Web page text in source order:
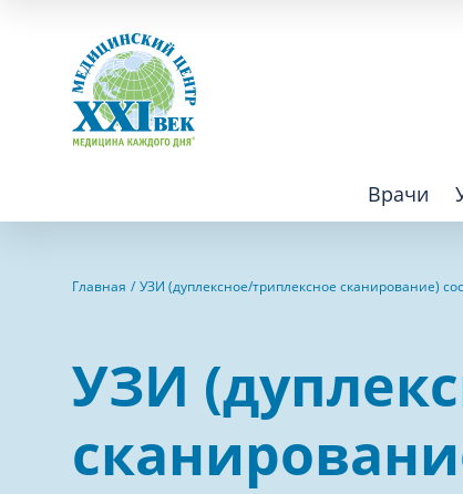
Врачи
Аллергология
Аритмология
Главная УЗИ (дуплексное/триплексное сканирование)
УЗИ